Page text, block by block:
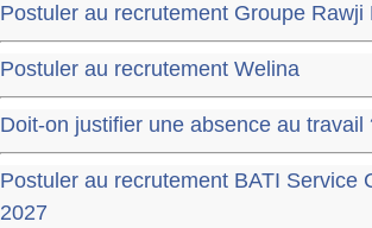
Postuler au recrutement Groupe Rawji
Postuler au recrutement Welina
Doit-on justifier une absence au travail
Postuler au recrutement BATI Service
2027